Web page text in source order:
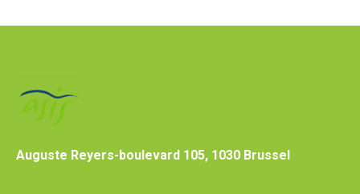
Auguste Reyers-boulevard 105, 1030 Brussel